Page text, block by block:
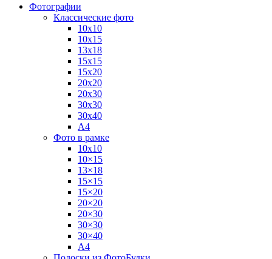
Фотографии
Классические фото
10х10
10х15
13х18
15х15
15х20
20х20
20х30
30х30
30х40
А4
Фото в рамке
10х10
10×15
13×18
15×15
15×20
20×20
20×30
30×30
30×40
A4